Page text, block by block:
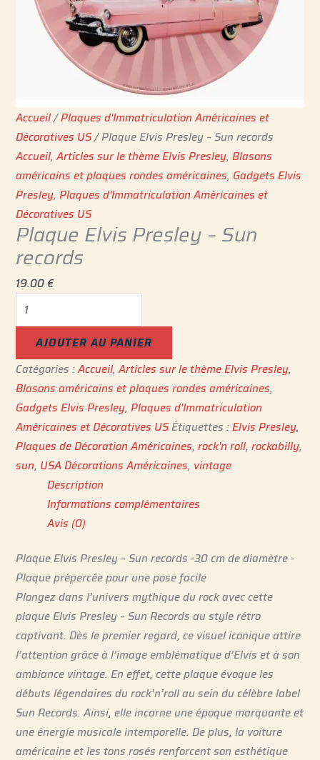
Accueil/Plaques d'Immatriculation Américaines et
Décoratives US/ Plaque Elvis Presley – Sun records
Accueil,Articles sur le thème Elvis Presley,Blasons
américains et plaques rondes américaines,Gadgets Elvis
Presley,Plaques d'Immatriculation Américaines et
Décoratives US
Plaque Elvis Presley – Sun
records
19.00€
AJOUTER AU PANIER
Catégories :Accueil,Articles sur le thème Elvis Presley,
Blasons américains et plaques rondes américaines,
Gadgets Elvis Presley,Plaques d'Immatriculation
Américaines et Décoratives USÉtiquettes :Elvis Presley,
Plaques de Décoration Américaines,rock'n roll,rockabilly,
sun, USA Décorations Américaines, vintage
Description
Informations complémentaires
Avis (0)
Plaque Elvis Presley – Sun records -30 cm de diamètre -
Plaque prépercée pour une pose facile
Plongez dans l’univers mythique du rock avec cette
plaque Elvis Presley – Sun Records au style rétro
captivant. Dès le premier regard, ce visuel iconique attire
l’attention grâce à l’image emblématique d’Elvis et à son
ambiance vintage. En effet, cette plaque évoque les
débuts légendaires du rock’n’roll au sein du célèbre label
Sun Records. Ainsi, elle incarne une époque marquante et
une énergie musicale intemporelle. De plus, la voiture
américaine et les tons rosés renforcent son esthétique